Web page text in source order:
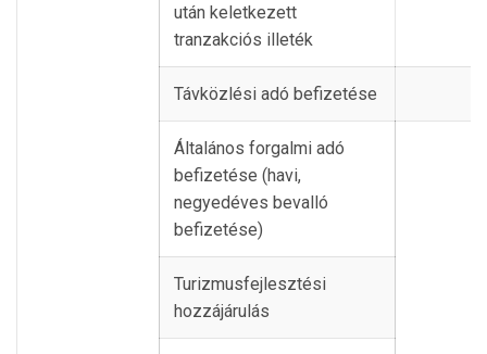
után keletkezett
tranzakciós illeték
Távközlési adó befizetése
Általános forgalmi adó
befizetése (havi,
negyedéves bevalló
befizetése)
Turizmusfejlesztési
hozzájárulás